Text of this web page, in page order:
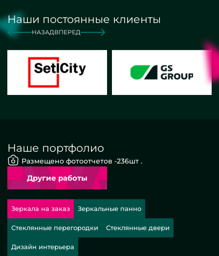
Наши постоянные клиенты
НАЗАДВПЕРЕД
Наше портфолио
Размещено фотоотчетов -236шт .
Другие работы
Зеркала на заказ Зеркальные панно
Стеклянные перегородки Стеклянные двери
Дизайн интерьера